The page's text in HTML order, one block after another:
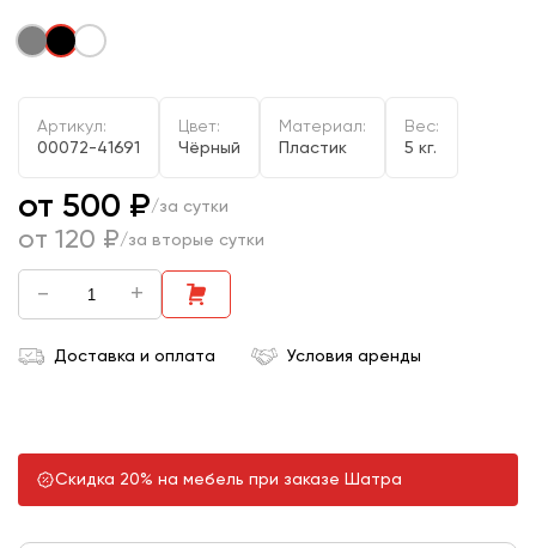
Артикул:
00072-41691
Цвет:
Чёрный
Материал:
Пластик
Вес:
5 кг.
от 500 ₽/за сутки
от 120 ₽/за вторые сутки
- +
Доставка и оплата Условия аренды
Скидка 20% на мебель при заказе Шатра